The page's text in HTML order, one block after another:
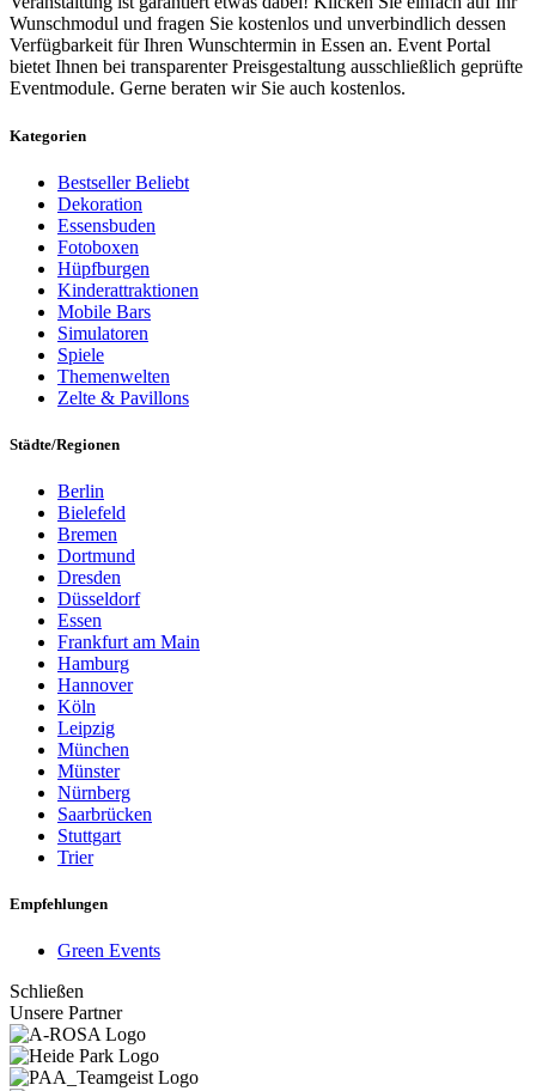
Wunschmodul und fragen Sie kostenlos und unverbindlich dessen
Verfügbarkeit für Ihren Wunschtermin in Essen an. Event Portal
bietet Ihnen bei transparenter Preisgestaltung ausschließlich geprüfte
Eventmodule. Gerne beraten wir Sie auch kostenlos.
Kategorien
BestsellerBeliebt
Dekoration
Essensbuden
Fotoboxen
Hüpfburgen
Kinderattraktionen
Mobile Bars
Simulatoren
Spiele
Themenwelten
Zelte & Pavillons
Städte/Regionen
Berlin
Bielefeld
Bremen
Dortmund
Dresden
Düsseldorf
Essen
Frankfurt am Main
Hamburg
Hannover
Köln
Leipzig
München
Münster
Nürnberg
Saarbrücken
Stuttgart
Trier
Empfehlungen
Green Events
Schließen
Unsere Partner